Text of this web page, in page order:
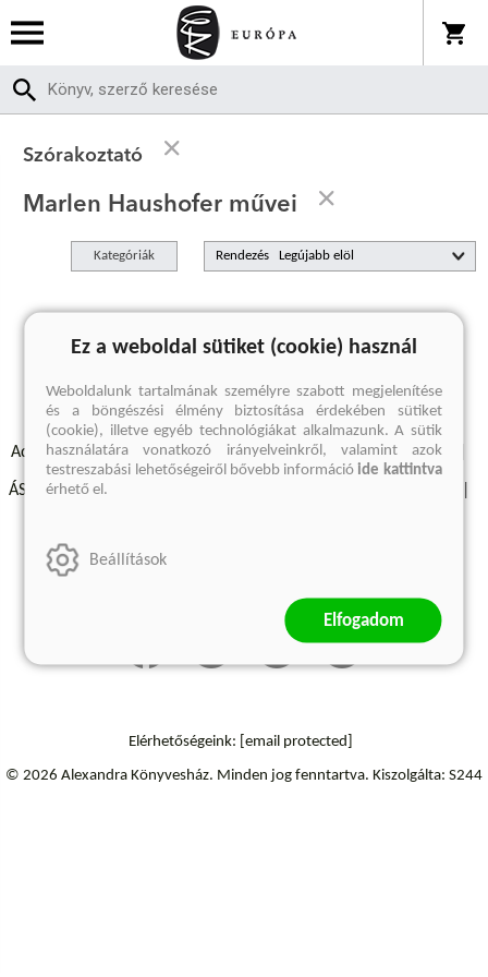
Szórakoztató
Marlen Haushofer művei
Kategóriák Rendezés
A keresett kifejezésre nincs találat
Adatvédelmi szabályzatok Elállási felmondási nyilatkozat
ÁSZF - Vásárlási feltételek
Szállítási információk
Elérhetőségeink: [email protected]
© 2026 Alexandra Könyvesház. Minden jog fenntartva. Kiszolgálta: S244
Ez a weboldal sütiket (cookie) használ
Weboldalunk tartalmának személyre szabott megjelenítése
és a böngészési élmény biztosítása érdekében sütiket
(cookie), illetve egyéb technológiákat alkalmazunk. A sütik
használatára vonatkozó irányelveinkről, valamint azok
testreszabási lehetőségeiről bővebb információide kattintva
érhető el.
Beállítások
Elfogadom